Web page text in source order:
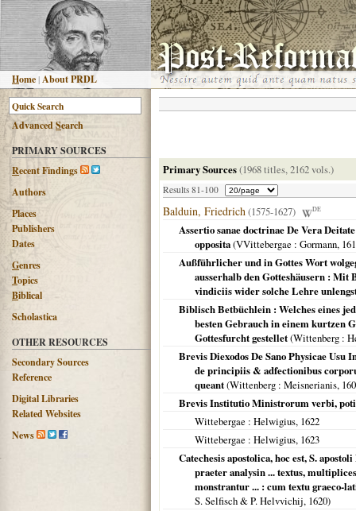
Home |About PRDL
AdvancedSearch
PRIMARY SOURCES
Recent Findings
Authors
Places
Publishers
Dates
Genres
Topics
Biblical
Scholastica
OTHER RESOURCES
Secondary Sources
Reference
Digital Libraries
Related Websites
News
Primary Sources(1968 titles, 2162 vols.)
Results 81-100
Balduin, Friedrich(1575-1627) DE
Assertio sanae doctrinae De Vera
opposita(VVittebergae : Gormann,
Außführlicher und in Gottes Wort
ausserhalb den Gotteshäusern : Mit
vindiciis wider solche Lehre
Biblisch Betbüchlein : Welches eines
besten Gebrauch in einem kurtzen
Gottesfurcht gestellet(Wittenberg :
Brevis Diexodos De Sano Physicae
de principiis & adfectionibus
queant(Wittenberg : Meisnerianis,
Brevis Institutio Ministrorum verbi,
Wittebergae : Helwigius, 1622
Wittebergae : Helwigius, 1623
Catechesis apostolica, hoc est, S.
praeter analysin ... textus,
monstrantur ... : cum textu graeco-
S. Selfisch & P. Helvvichij, 1620)